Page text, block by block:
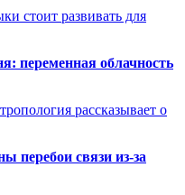
стоит развивать для
переменная облачность
рассказывает о
перебои связи из-за